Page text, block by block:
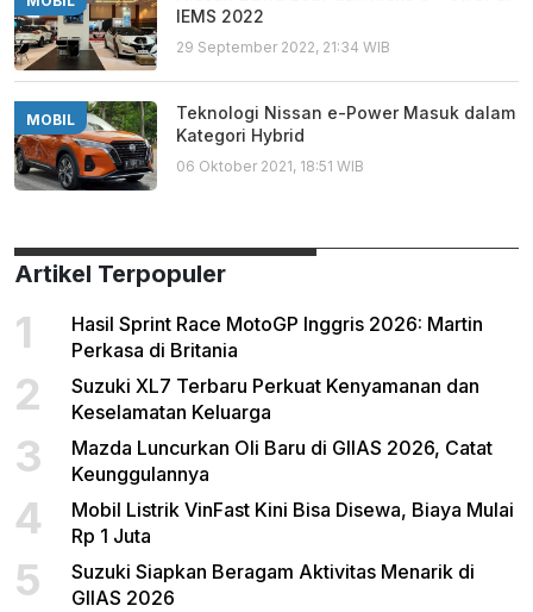
IEMS 2022
29 September 2022, 21:34 WIB
MOBIL
Teknologi Nissan e-Power Masuk dalam
Kategori Hybrid
06 Oktober 2021, 18:51 WIB
Artikel Terpopuler
1
Hasil Sprint Race MotoGP Inggris 2026: Martin
Perkasa di Britania
2
Suzuki XL7 Terbaru Perkuat Kenyamanan dan
Keselamatan Keluarga
3
Mazda Luncurkan Oli Baru di GIIAS 2026, Catat
Keunggulannya
4
Mobil Listrik VinFast Kini Bisa Disewa, Biaya Mulai
Rp 1 Juta
5
Suzuki Siapkan Beragam Aktivitas Menarik di
GIIAS 2026